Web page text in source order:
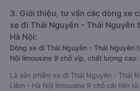
3. Giới thiệu, tư vấn các dòng xe
xe đi Thái Nguyên - Thái Nguyên
Hà Nội:
Dòng xe đi Thái Nguyên - Thái Nguyên
Nội limousine 9 chỗ vip, chất lượng
Là sản phẩm xe đi Thái Nguyên - Thái
Liêm - Hà Nội limousine 9 chỗ cải tiến